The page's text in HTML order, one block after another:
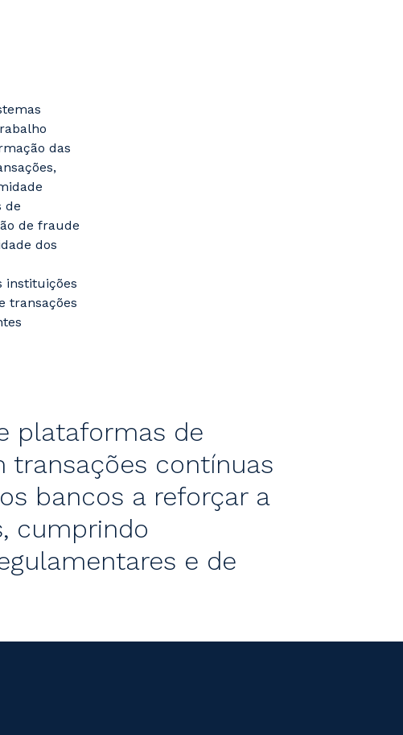
das
de
de fraude
dos
instituições
transações
plataformas de
transações contínuas
bancos a reforçar a
cumprindo
e de